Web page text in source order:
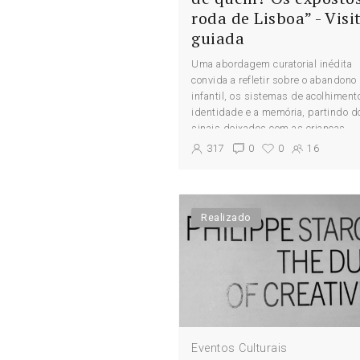
roda de Lisboa” -
guiada
Uma abordagem curatorial inédita
convida a refletir sobre o abandono
infantil, os sistemas de
identidade e a memória, partindo
sinais deixados com as crianças
expostas na roda: bilhetes
317 0 0 16
Realizado
Eventos Culturais